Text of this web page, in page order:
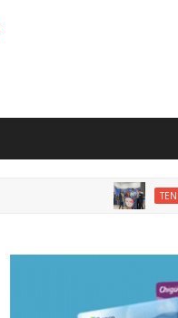
TENDENCIAS